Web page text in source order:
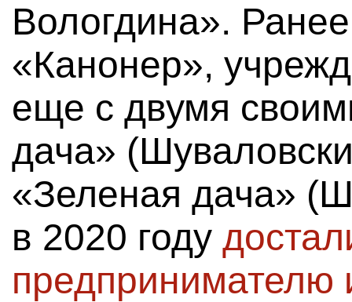
Вологдина».
«Канонер»,
еще с двумя
дача»
«Зеленая дача»
в 2020 году
предпринимателю